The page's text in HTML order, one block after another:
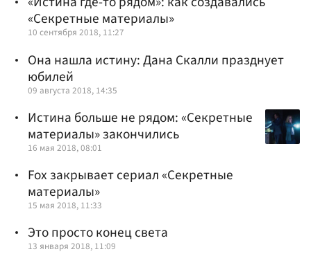
«Секретные материалы»
10 сентября 2018, 11:27
Она нашла истину: Дана Скалли празднует
юбилей
09 августа 2018, 14:35
Истина больше не рядом: «Секретные
материалы» закончились
16 мая 2018, 08:01
Fox закрывает сериал «Секретные
материалы»
15 мая 2018, 11:33
Это просто конец света
13 января 2018, 11:09